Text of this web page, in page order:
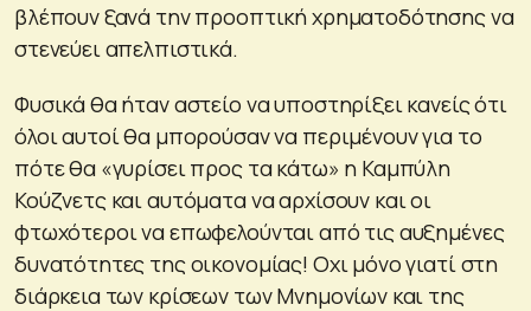
βλέπουν ξανά την προοπτική χρηματοδότησης να
στενεύει απελπιστικά.
Φυσικά θα ήταν αστείο να υποστηρίξει κανείς ότι
όλοι αυτοί θα μπορούσαν να περιμένουν για το
πότε θα «γυρίσει προς τα κάτω» η Καμπύλη
Κούζνετς και αυτόματα να αρχίσουν και οι
φτωχότεροι να επωφελούνται από τις αυξημένες
δυνατότητες της οικονομίας! Οχι μόνο γιατί στη
διάρκεια των κρίσεων των Μνημονίων και της